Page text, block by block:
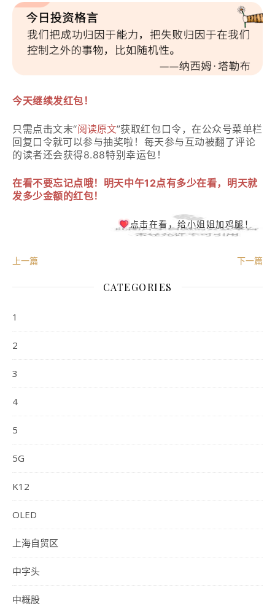
今天继续发红包！
只需点击文末“阅读原文”获取红包口令，在公众号菜单栏
回复口令就可以参与抽奖啦！ 每天参与互动被翻了评论
的读者还会获得8.88特别幸运包！
在看不要忘记点哦！明天中午12点有多少在看，明天就
发多少金额的红包！
点击在看，给小姐姐加鸡腿！
上一篇 下一篇
CATEGORIES
1
2
3
4
5
5G
K12
OLED
上海自贸区
中字头
中概股